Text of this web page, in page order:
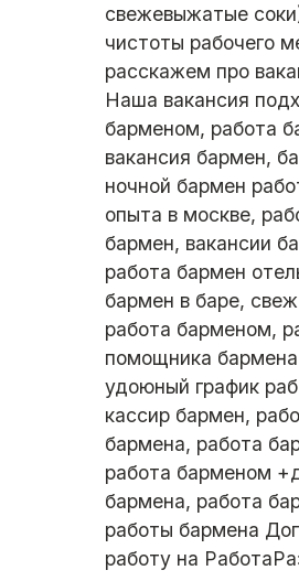
свежевыжатые
чистоты рабочего
расскажем про
Наша вакансия
барменом, работа
вакансия бармен,
ночной бармен
опыта в москве,
бармен, вакансии
работа бармен
бармен в баре,
работа барменом,
помощника
удоюный график
кассир бармен,
бармена, работа
работа барменом
бармена, работа
работы бармена
работу на